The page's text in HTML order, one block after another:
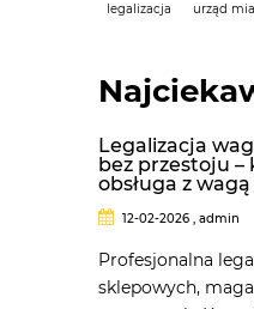
legalizacja
urząd
Legalizacja
bez przestoju –
obsługa z
12-02-2026 , admin
Profesjonalna
sklepowych,